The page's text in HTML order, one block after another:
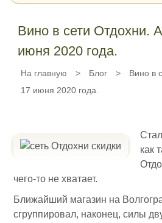
Вино в сети Отдохни.
июня 2020 года.
На главную > Блог >
Вино в
17 июня 2020 года.
как
чего-то не хватает.
Ближайший магазин на
сгруппировал, наконец, силы